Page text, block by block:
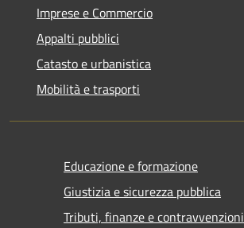
Imprese e Commercio
Appalti pubblici
Catasto e urbanistica
Mobilità e trasporti
Educazione e formazione
Giustizia e sicurezza pubblica
Tributi, finanze e contravvenzioni